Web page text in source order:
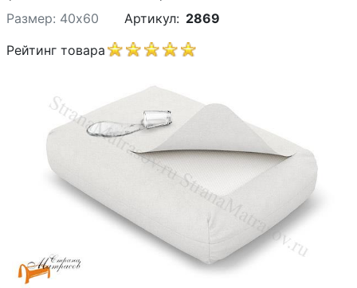
Детские матрасы
Open submenu (Детские кровати)
Детские кровати
О компании
Контакты
Доставка по городу
Размер: 40х60 Артикул: 2869
Рейтинг товара